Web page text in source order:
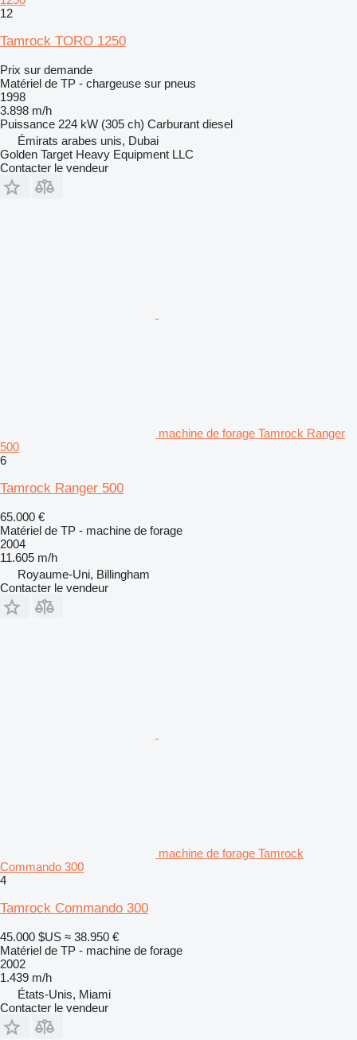
12
Tamrock TORO 1250
Prix sur demande
Matériel de TP - chargeuse sur pneus
1998
3.898 m/h
Puissance 224 kW (305 ch) Carburant diesel
Émirats arabes unis, Dubai
Golden Target Heavy Equipment LLC
Contacter le vendeur
machine de forage Tamrock Ranger
500
6
Tamrock Ranger 500
65.000 €
Matériel de TP - machine de forage
2004
11.605 m/h
Royaume-Uni, Billingham
Contacter le vendeur
machine de forage Tamrock
Commando 300
4
Tamrock Commando 300
45.000 $US ≈ 38.950 €
Matériel de TP - machine de forage
2002
1.439 m/h
États-Unis, Miami
Contacter le vendeur